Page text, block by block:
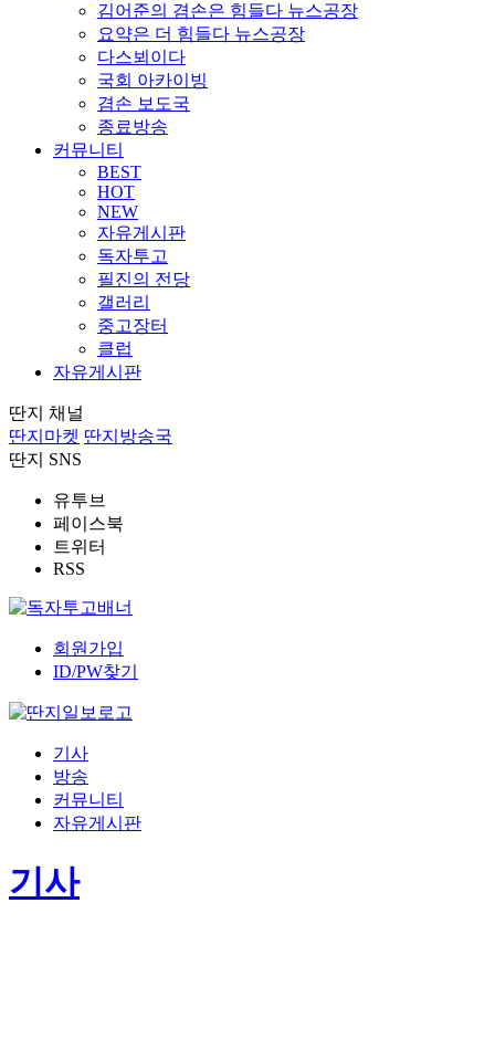
김어준의 겸손은 힘들다 뉴스공장
요약은 더 힘들다 뉴스공장
다스뵈이다
국회 아카이빙
겸손 보도국
종료방송
커뮤니티
BEST
HOT
NEW
자유게시판
독자투고
필진의 전당
갤러리
중고장터
클럽
자유게시판
딴지 채널
딴지마켓 딴지방송국
딴지 SNS
유투브
페이스북
트위터
RSS
회원가입
ID/PW찾기
기사
방송
커뮤니티
자유게시판
기사